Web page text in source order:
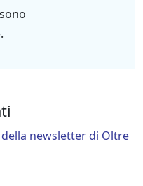
newsletter di Oltre